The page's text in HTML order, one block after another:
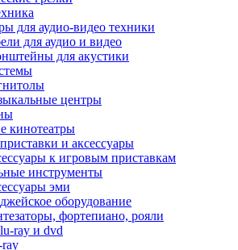
Другое
Фоторамки
Для воздухоочистителей и
Для вытяжек
Для климатической техники
Для кофейного оборудования
Для крупной бытовой техники
Для кухонной техники
Для медицинского оборудования
Для микроволновок
Для пылесосов
Для техники по уходу за одеждой
Для техники по уходу за собой
Для фильтров воды
Дополнительные принадлежности
для аудио-видео техники
для аудио и видео
для акустики
центры
кинотеатры
и аксессуары
к игровым приставкам
инструменты
эми
оборудование
фортепиано, рояли
ray и dvd